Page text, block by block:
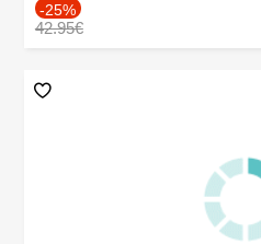
-25%
42.95€